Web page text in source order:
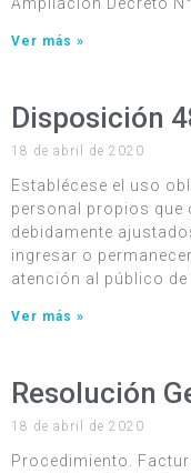
Ampliación Decreto
Ver más »
Disposición
18 de abril de 2020
Establécese el uso
personal propios que
debidamente
ingresar o
atención al público de
Ver más »
Resolución
18 de abril de 2020
Procedimiento.